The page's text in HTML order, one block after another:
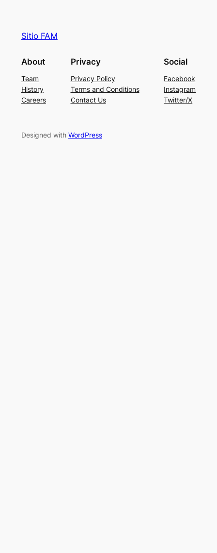
Sitio FAM
About
Team
History
Careers
Privacy
Privacy Policy
Terms and Conditions
Contact Us
Social
Facebook
Instagram
Twitter/X
Designed with WordPress